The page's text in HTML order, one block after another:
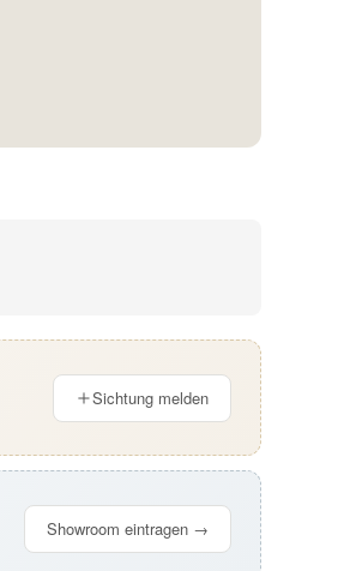
Sichtung melden
Showroom eintragen →